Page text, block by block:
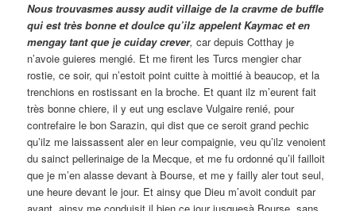
Nous trouvasmes aussy audit villaige de la cravme de buffle
qui est très bonne et doulce qu’ilz appelent Kaymac et en
mengay tant que je cuiday crever, car depuis Cotthay je
n’avoie guieres mengié. Et me firent les Turcs mengier char
rostie, ce soir, qui n’estoit point cuitte à moittié à beaucop, et la
trenchions en rostissant en la broche. Et quant ilz m’eurent fait
très bonne chiere, il y eut ung esclave Vulgaire renié, pour
contrefaire le bon Sarazin, qui dist que ce seroit grand pechic
qu’ilz me laissassent aler en leur compaignie, veu qu’ilz venoient
du sainct pellerinaige de la Mecque, et me fu ordonné qu’il failloit
que je m’en alasse devant à Bourse, et me y failly aler tout seul,
une heure devant le jour. Et ainsy que Dieu m’avoit conduit par